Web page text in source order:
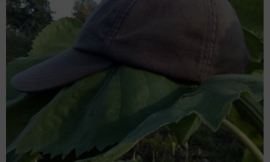
Главная
Подписчики
Все публикации 1118
Сейчас обсуждают